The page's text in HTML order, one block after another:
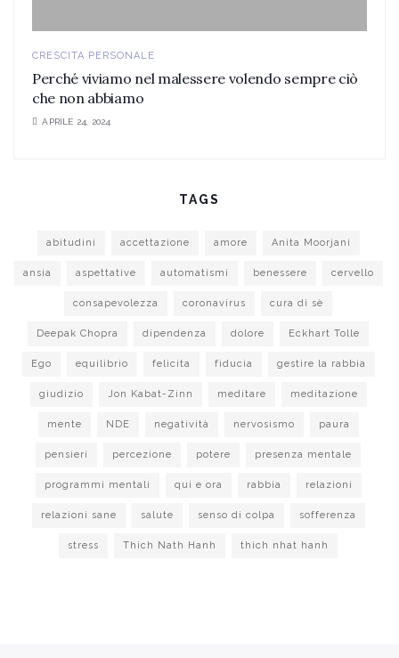
CRESCITA PERSONALE
Perché viviamo nel malessere volendo sempre ciò
che non abbiamo
APRILE 24, 2024
TAGS
abitudini accettazione amore Anita Moorjani
ansia aspettative automatismi benessere cervello
consapevolezza coronavirus cura di sè
Deepak Chopra dipendenza dolore Eckhart Tolle
Ego equilibrio felicita fiducia gestire la rabbia
giudizio Jon Kabat-Zinn meditare meditazione
mente NDE negatività nervosismo paura
pensieri percezione potere presenza mentale
programmi mentali qui e ora rabbia relazioni
relazioni sane salute senso di colpa sofferenza
stress Thich Nath Hanh thich nhat hanh